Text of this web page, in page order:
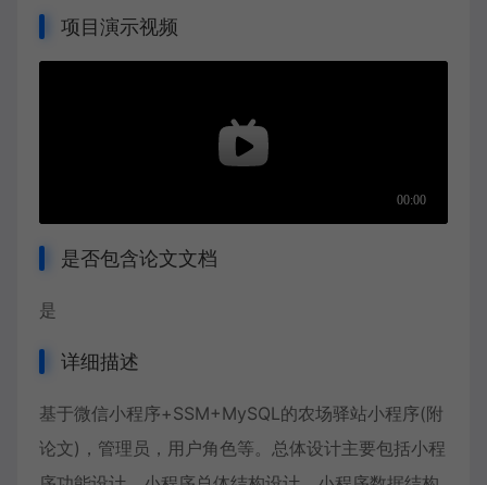
项目演示视频
是否包含论文文档
是
详细描述
基于微信小程序+SSM+MySQL的农场驿站小程序(附
论文)，管理员，用户角色等。总体设计主要包括小程